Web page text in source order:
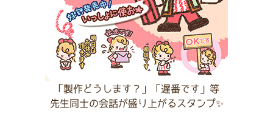
「製作どうします？」「遅番です」等
先生同士の会話が盛り上がるスタンプ✨